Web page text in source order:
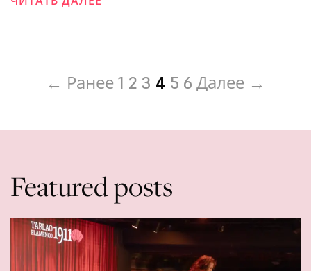
← Ранее1 2 3 4 5 6 Далее →
Featured posts